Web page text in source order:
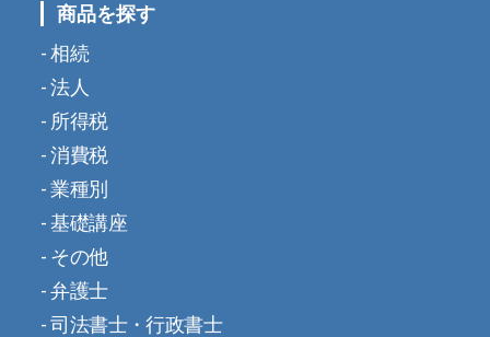
商品を探す
相続
法人
所得税
消費税
業種別
基礎講座
その他
弁護士
司法書士・行政書士